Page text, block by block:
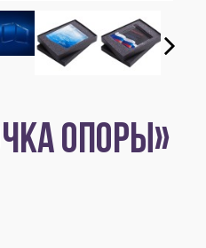
ОПОРЫ»